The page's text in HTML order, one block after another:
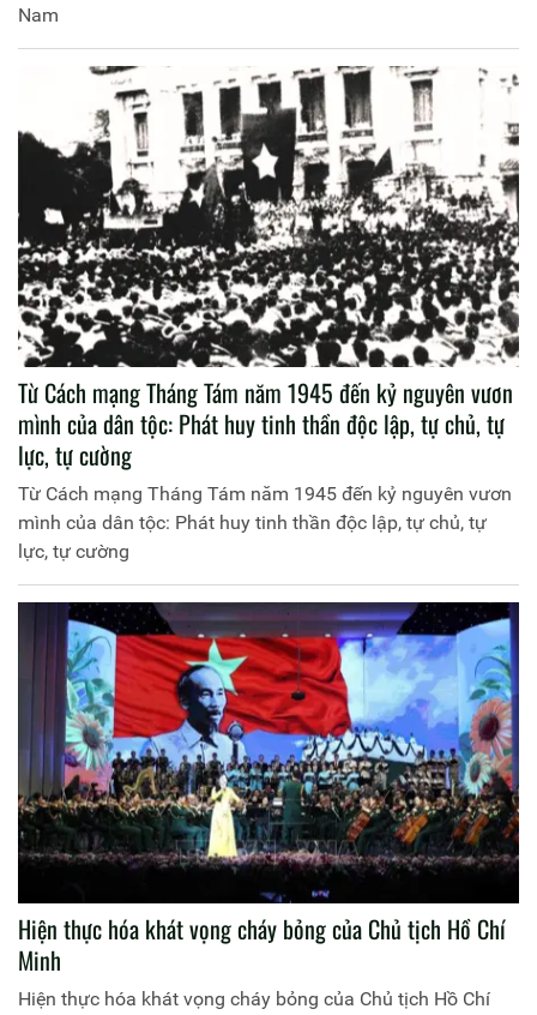
Nam
Từ Cách mạng Tháng Tám năm 1945 đến kỷ nguyên vươn
mình của dân tộc: Phát huy tinh thần độc lập, tự chủ, tự
lực, tự cường
Từ Cách mạng Tháng Tám năm 1945 đến kỷ nguyên vươn
mình của dân tộc: Phát huy tinh thần độc lập, tự chủ, tự
lực, tự cường
Hiện thực hóa khát vọng cháy bỏng của Chủ tịch Hồ Chí
Minh
Hiện thực hóa khát vọng cháy bỏng của Chủ tịch Hồ Chí